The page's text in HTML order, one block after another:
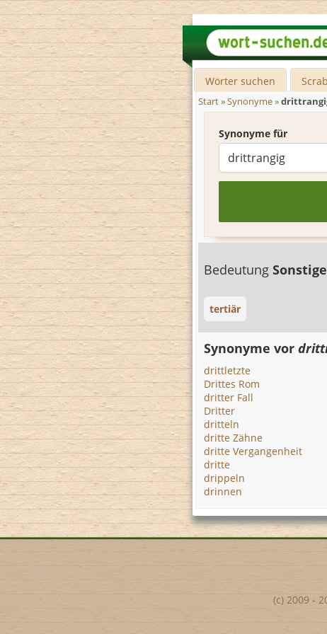
Wörter suchen
Start»Synonyme»
Synonyme für
Bedeutung
tertiär
Synonyme vor
drittletzte
Drittes Rom
dritter Fall
Dritter
dritteln
dritte Zähne
dritte Vergangenheit
dritte
drippeln
drinnen
(c) 2009 -